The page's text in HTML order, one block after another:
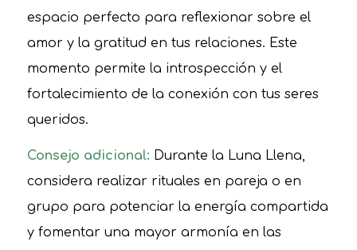
espacio perfecto para reflexionar sobre el
amor y la gratitud en tus relaciones. Este
momento permite la introspección y el
fortalecimiento de la conexión con tus seres
queridos.
Consejo adicional: Durante la Luna Llena,
considera realizar rituales en pareja o en
grupo para potenciar la energía compartida
y fomentar una mayor armonía en las